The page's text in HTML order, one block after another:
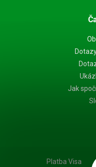
Jak
Platba Visa